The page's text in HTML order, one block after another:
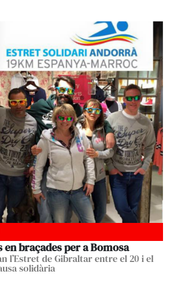
en braçades per a Bomosa
l’Estret de Gibraltar entre el 20 i el
solidària